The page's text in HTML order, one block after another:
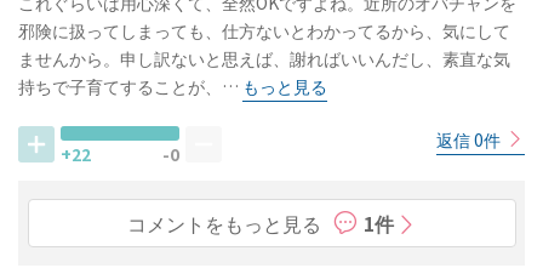
邪険に扱ってしまっても、仕方ないとわかってるから、気にして
ませんから。申し訳ないと思えば、謝ればいいんだし、素直な気
持ちで子育てすることが、… もっと見る
+22 -0
返信 0件
コメントをもっと見る 1件